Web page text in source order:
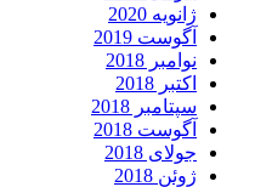
ژانویه 2020
آگوست 2019
نوامبر 2018
اکتبر 2018
سپتامبر 2018
آگوست 2018
جولای 2018
ژوئن 2018